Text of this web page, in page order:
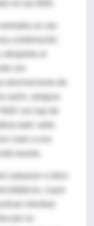
con
razón, asegura
cuyos